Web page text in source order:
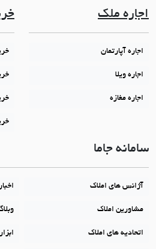
اجاره ملک
اجاره آپارتمان
اجاره ویلا
اجاره مغازه
سامانه جاما
آژانس های املاک
مشاورین املاک
اتحادیه های املاک